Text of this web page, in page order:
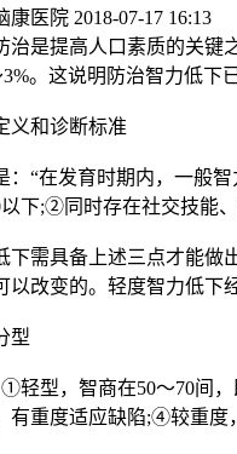
康医院 2018-07-17 16:13
治是提高人口素质的关键
。这说明防治智力低下
义和诊断标准
“在发育时期内，一般
下;②同时存在社交技能
需具备上述三点才能做
以改变的。轻度智力低下
型
型，智商在50～70间，
有重度适应缺陷;④较重度